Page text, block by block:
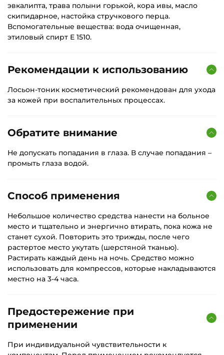
эвкалипта, трава полыни горькой, кора ивы, масло
скипидарное, настойка стручкового перца.
Вспомогательные вещества: вода очищенная,
этиловый спирт Е 1510.
Рекомендации к использованию
Лосьон-тоник косметический рекомендован для ухода
за кожей при воспалительных процессах.
Обратите внимание
Не допускать попадания в глаза. В случае попадания –
промыть глаза водой.
Способ применения
Небольшое количество средства нанести на больное
место и тщательно и энергично втирать, пока кожа не
станет сухой. Повторить это трижды, после чего
растертое место укутать (шерстяной тканью).
Растирать каждый день на ночь. Средство можно
использовать для компрессов, которые накладываются
местно на 3-4 часа.
Предостережение при
применении
При индивидуальной чувствительности к